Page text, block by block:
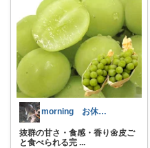
morning お休み中🌸感謝です🌸
抜群の甘さ・食感・香り🌼皮ご
と食べられる完 ...